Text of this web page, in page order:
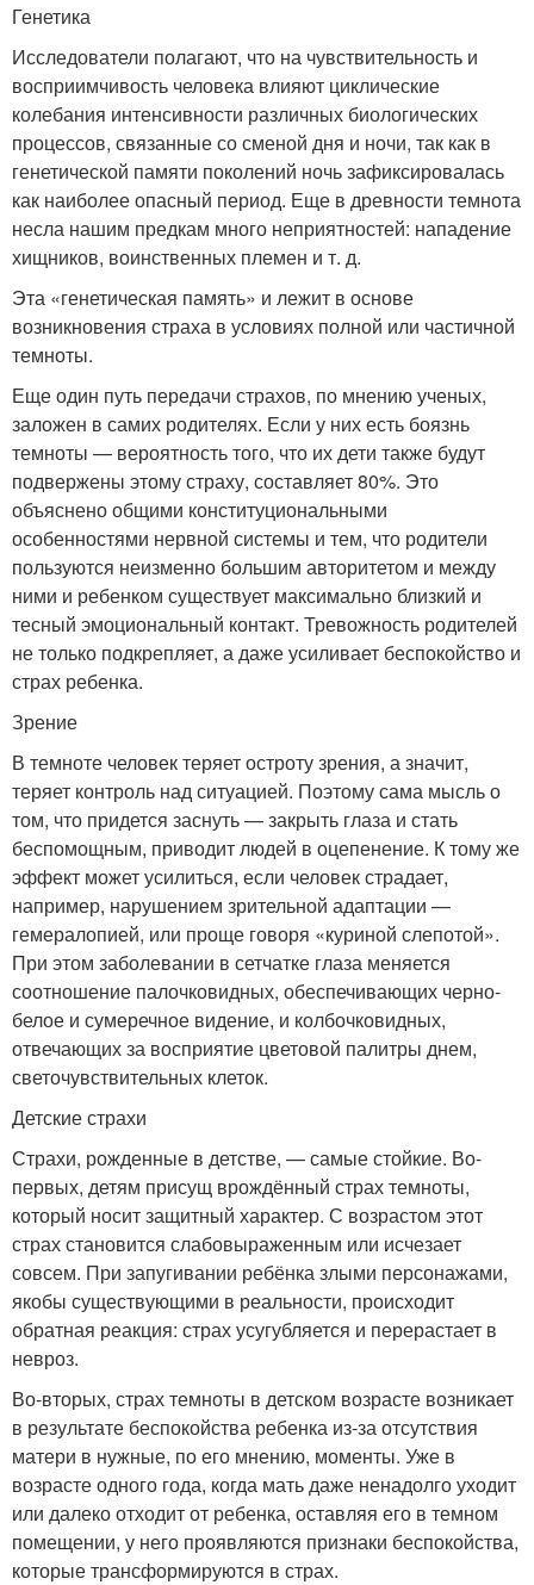
Генетика
Исследователи полагают, что на чувствительность и
восприимчивость человека влияют циклические
колебания интенсивности различных биологических
процессов, связанные со сменой дня и ночи, так как в
генетической памяти поколений ночь зафиксировалась
как наиболее опасный период. Еще в древности темнота
несла нашим предкам много неприятностей: нападение
хищников, воинственных племен и т. д.
Эта «генетическая память» и лежит в основе
возникновения страха в условиях полной или частичной
темноты.
Еще один путь передачи страхов, по мнению ученых,
заложен в самих родителях. Если у них есть боязнь
темноты — вероятность того, что их дети также будут
подвержены этому страху, составляет 80%. Это
объяснено общими конституциональными
особенностями нервной системы и тем, что родители
пользуются неизменно большим авторитетом и между
ними и ребенком существует максимально близкий и
тесный эмоциональный контакт. Тревожность родителей
не только подкрепляет, а даже усиливает беспокойство и
страх ребенка.
Зрение
В темноте человек теряет остроту зрения, а значит,
теряет контроль над ситуацией. Поэтому сама мысль о
том, что придется заснуть — закрыть глаза и стать
беспомощным, приводит людей в оцепенение. К тому же
эффект может усилиться, если человек страдает,
например, нарушением зрительной адаптации —
гемералопией, или проще говоря «куриной слепотой».
При этом заболевании в сетчатке глаза меняется
соотношение палочковидных, обеспечивающих черно-
белое и сумеречное видение, и колбочковидных,
отвечающих за восприятие цветовой палитры днем,
светочувствительных клеток.
Детские страхи
Страхи, рожденные в детстве, — самые стойкие. Во-
первых, детям присущ врождённый страх темноты,
который носит защитный характер. С возрастом этот
страх становится слабовыраженным или исчезает
совсем. При запугивании ребёнка злыми персонажами,
якобы существующими в реальности, происходит
обратная реакция: страх усугубляется и перерастает в
невроз.
Во-вторых, страх темноты в детском возрасте возникает
в результате беспокойства ребенка из-за отсутствия
матери в нужные, по его мнению, моменты. Уже в
возрасте одного года, когда мать даже ненадолго уходит
или далеко отходит от ребенка, оставляя его в темном
помещении, у него проявляются признаки беспокойства,
которые трансформируются в страх.